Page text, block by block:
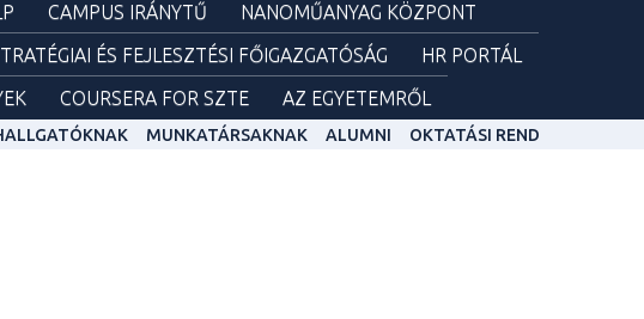
CAMPUS IRÁNYTŰ
NANOMŰANYAG KÖZPONT
ÉS FEJLESZTÉSI FŐIGAZGATÓSÁG
HR PORTÁL
COURSERA FOR SZTE AZ EGYETEMRŐL
MUNKATÁRSAKNAK ALUMNI OKTATÁSI REND